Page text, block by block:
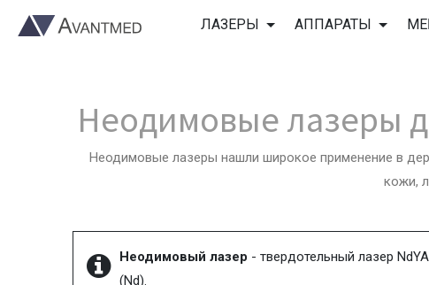
ЛАЗЕРЫ АППАРАТЫ
Неодимовые лазеры
Неодимовые лазеры нашли широкое применение в
кожи,
Неодимовый лазер - твердотельный лазер
(Nd).